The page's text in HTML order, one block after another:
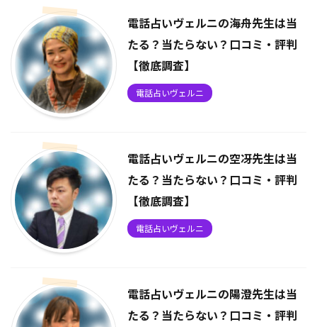
電話占いヴェルニの海舟先生は当
たる？当たらない？口コミ・評判
【徹底調査】
電話占いヴェルニ
電話占いヴェルニの空冴先生は当
たる？当たらない？口コミ・評判
【徹底調査】
電話占いヴェルニ
電話占いヴェルニの陽澄先生は当
たる？当たらない？口コミ・評判